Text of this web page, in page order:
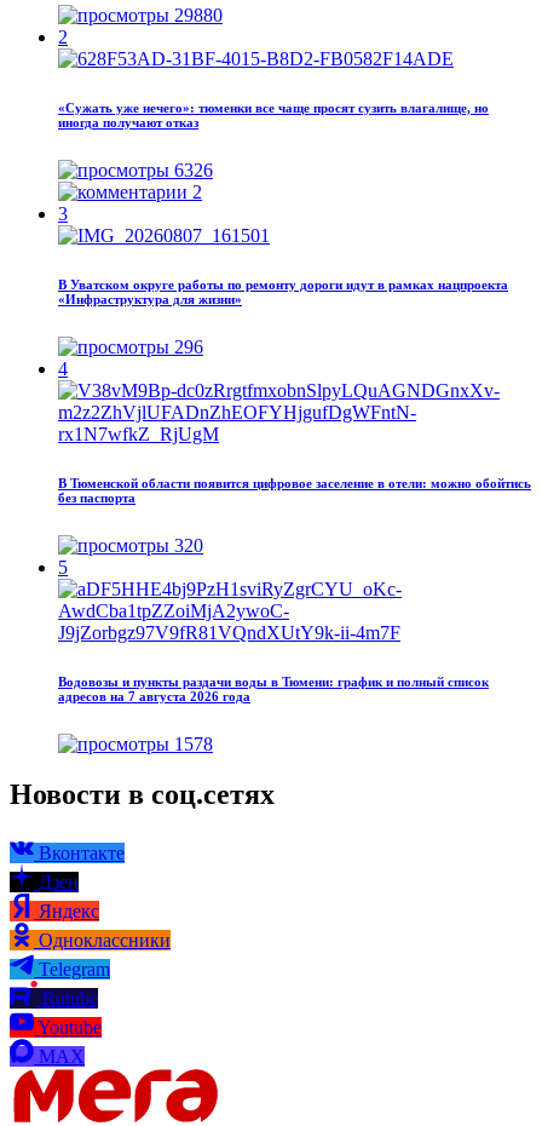
29880
2
«Сужать уже нечего»: тюменки все чаще просят сузить влагалище, но
иногда получают отказ
6326
2
3
В Уватском округе работы по ремонту дороги идут в рамках нацпроекта
«Инфраструктура для жизни»
296
4
В Тюменской области появится цифровое заселение в отели: можно обойтись
без паспорта
320
5
Водовозы и пункты раздачи воды в Тюмени: график и полный список
адресов на 7 августа 2026 года
1578
Новости в соц.сетях
Вконтакте
Дзен
Яндекс
Одноклассники
Telegram
Rutube
Youtube
MAX